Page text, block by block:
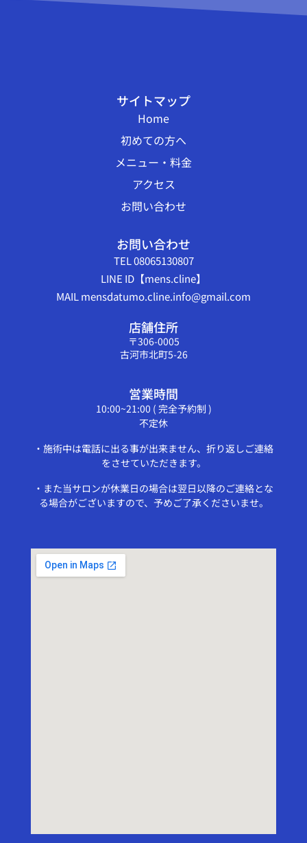
サイトマップ
Home
初めての方へ
メニュー・料金
アクセス
お問い合わせ
お問い合わせ
TEL 08065130807
LINE ID【mens.cline】
MAIL mensdatumo.cline.info@gmail.com
店舗住所
〒306-0005
古河市北町5-26
営業時間
10:00~21:00 ( 完全予約制 )
不定休
・施術中は電話に出る事が出来ません、折り返しご連絡
をさせていただきます。
・また当サロンが休業日の場合は翌日以降のご連絡とな
る場合がございますので、予めご了承くださいませ。